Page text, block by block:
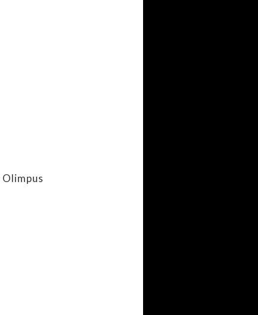
Olimpus